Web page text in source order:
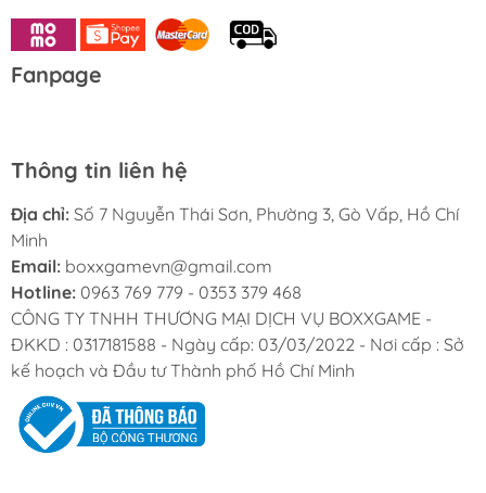
✨ Promo Alakazam ex cực
đẹp
🎯 Cơ hội pull các chase
card Pokémon 151
4 booster packs mở ra cơ hội sở hữu:
Charizard ex
Blastoise ex
Mew ex
Illustration Rare
Fanpage
Thông tin liên hệ
Địa chỉ: Số 7 Nguyễn Thái Sơn, Phường 3, Gò Vấp, Hồ Chí
Minh
Email: boxxgamevn@gmail.com
Hotline: 0963 769 779 - 0353 379 468
CÔNG TY TNHH THƯƠNG MẠI DỊCH VỤ BOXXGAME -
ĐKKD : 0317181588 - Ngày cấp: 03/03/2022 - Nơi cấp : Sở
kế hoạch và Đầu tư Thành phố Hồ Chí Minh